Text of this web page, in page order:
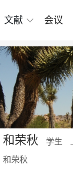
文献 会议
和荣秋 学生
和荣秋